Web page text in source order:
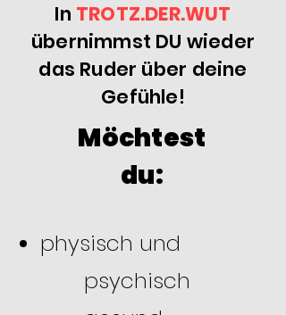
In TROTZ.DER.WUT
übernimmst DU wieder
das Ruder über deine
Gefühle!
Möchtest
du:
physisch und
psychisch